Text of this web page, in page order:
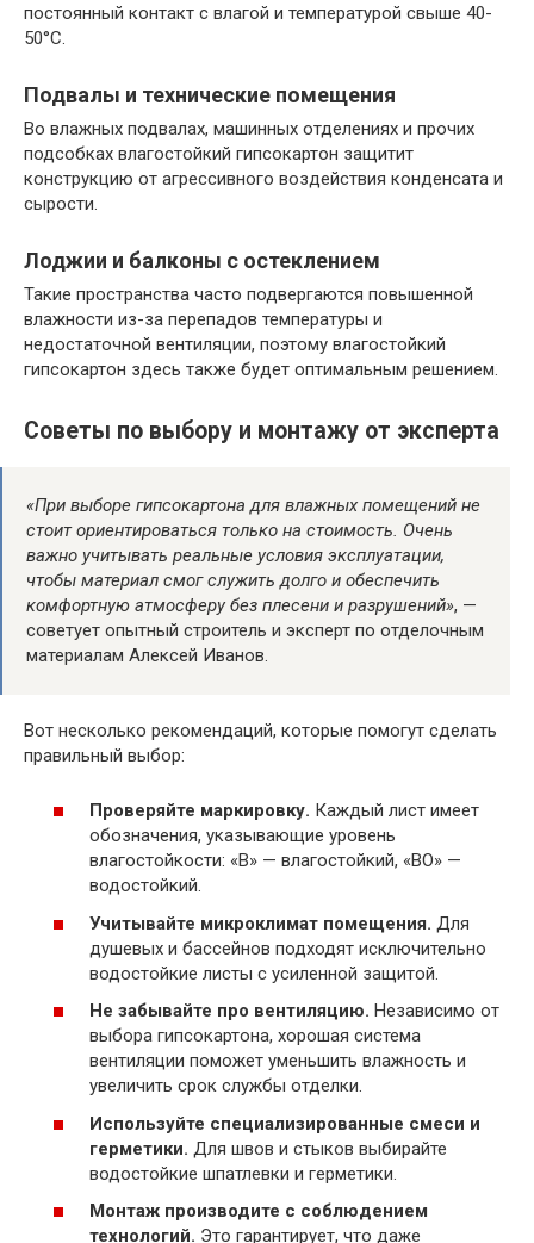
постоянный контакт с влагой и температурой свыше 40-
50°C.
Подвалы и технические помещения
Во влажных подвалах, машинных отделениях и прочих
подсобках влагостойкий гипсокартон защитит
конструкцию от агрессивного воздействия конденсата и
сырости.
Лоджии и балконы с остеклением
Такие пространства часто подвергаются повышенной
влажности из-за перепадов температуры и
недостаточной вентиляции, поэтому влагостойкий
гипсокартон здесь также будет оптимальным решением.
Советы по выбору и монтажу от эксперта
«При выборе гипсокартона для влажных помещений не
стоит ориентироваться только на стоимость. Очень
важно учитывать реальные условия эксплуатации,
чтобы материал смог служить долго и обеспечить
комфортную атмосферу без плесени и разрушений», —
советует опытный строитель и эксперт по отделочным
материалам Алексей Иванов.
Вот несколько рекомендаций, которые помогут сделать
правильный выбор:
Проверяйте маркировку. Каждый лист имеет
обозначения, указывающие уровень
влагостойкости: «В» — влагостойкий, «ВО» —
водостойкий.
Учитывайте микроклимат помещения. Для
душевых и бассейнов подходят исключительно
водостойкие листы с усиленной защитой.
Не забывайте про вентиляцию. Независимо от
выбора гипсокартона, хорошая система
вентиляции поможет уменьшить влажность и
увеличить срок службы отделки.
Используйте специализированные смеси и
герметики. Для швов и стыков выбирайте
водостойкие шпатлевки и герметики.
Монтаж производите с соблюдением
технологий. Это гарантирует, что даже